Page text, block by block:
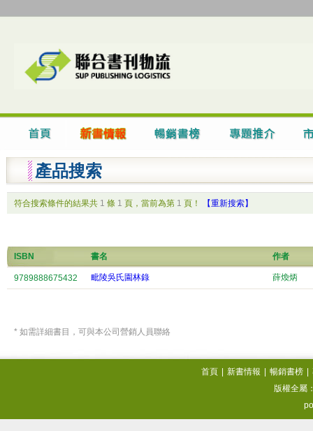
產品搜索
符合搜索條件的結果共 1 條 1 頁，當前為第 1 頁！ 【重新搜索】
ISBN 書名 作者
9789888675432 毗陵吳氏園林錄 薛煥炳
* 如需詳細書目，可與本公司營銷人員聯絡
首頁 新書情報 暢銷書榜
版權全屬